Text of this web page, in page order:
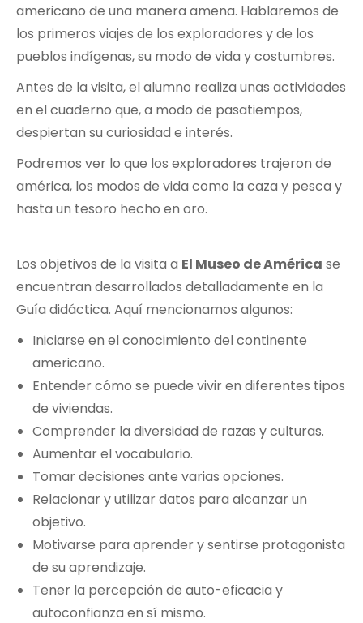
americano de una manera amena. Hablaremos de
los primeros viajes de los exploradores y de los
pueblos indígenas, su modo de vida y costumbres.
Antes de la visita, el alumno realiza unas actividades
en el cuaderno que, a modo de pasatiempos,
despiertan su curiosidad e interés.
Podremos ver lo que los exploradores trajeron de
américa, los modos de vida como la caza y pesca y
hasta un tesoro hecho en oro.
Los objetivos de la visita a El Museo de América se
encuentran desarrollados detalladamente en la
Guía didáctica. Aquí mencionamos algunos:
Iniciarse en el conocimiento del continente
americano.
Entender cómo se puede vivir en diferentes tipos
de viviendas.
Comprender la diversidad de razas y culturas.
Aumentar el vocabulario.
Tomar decisiones ante varias opciones.
Relacionar y utilizar datos para alcanzar un
objetivo.
Motivarse para aprender y sentirse protagonista
de su aprendizaje.
Tener la percepción de auto-eficacia y
autoconfianza en sí mismo.